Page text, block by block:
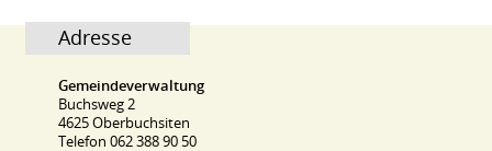
Adresse
Gemeindeverwaltung
Buchsweg 2
4625 Oberbuchsiten
Telefon 062 388 90 50